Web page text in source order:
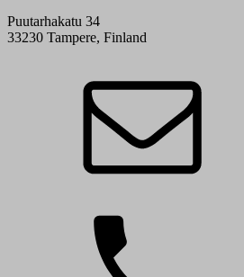
Puutarhakatu 34
33230 Tampere, Finland